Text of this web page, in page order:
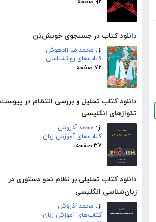
۹۲ صفحه
دانلود کتاب در جستجوی خویش‌تن
از: محمدرضا زادهوش
کتاب‌های روانشناسی
۷۲ صفحه
دانلود کتاب تحلیل و بررسی انتظام در پیوست
تکواژهای انگلیسی
از: محمد آذروش
کتاب‌های آموزش زبان
۳۷ صفحه
دانلود کتاب تحلیلی بر نظام نحو دستوری در
زبان‌شناسی انگلیسی
از: محمد آذروش
کتاب‌های آموزش زبان